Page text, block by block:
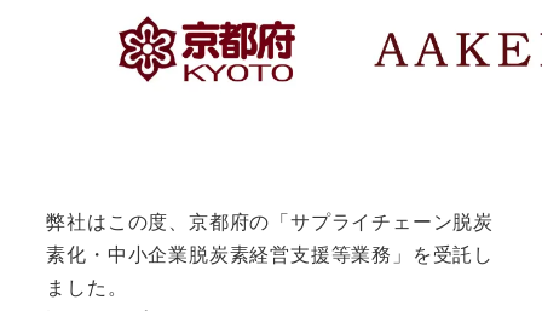
弊社はこの度、京都府の「サプライチェーン脱炭
素化・中小企業脱炭素経営支援等業務」を受託し
ました。